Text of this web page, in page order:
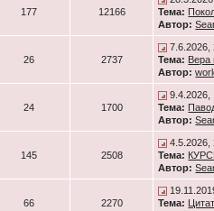
177 12166
Тема:
Автор:
26 2737
7.6.2026,
Тема: Вера
Автор:
24 1700
9.4.2026,
Тема:
Автор:
145 2508
4.5.2026,
Тема:
Автор:
66 2270
Тема: